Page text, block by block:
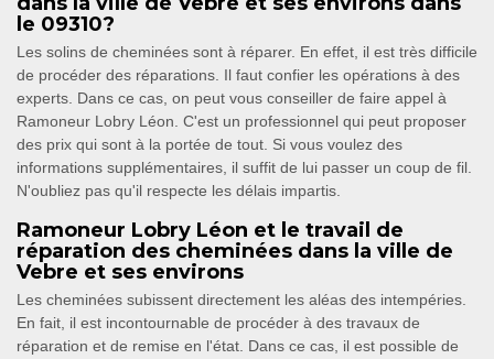
le 09310?
Les solins de cheminées sont à réparer. En effet, il est très difficile
de procéder des réparations. Il faut confier les opérations à des
experts. Dans ce cas, on peut vous conseiller de faire appel à
Ramoneur Lobry Léon. C'est un professionnel qui peut proposer
des prix qui sont à la portée de tout. Si vous voulez des
informations supplémentaires, il suffit de lui passer un coup de fil.
N'oubliez pas qu'il respecte les délais impartis.
Ramoneur Lobry Léon et le travail de
réparation des cheminées dans la ville de
Vebre et ses environs
Les cheminées subissent directement les aléas des intempéries.
En fait, il est incontournable de procéder à des travaux de
réparation et de remise en l'état. Dans ce cas, il est possible de